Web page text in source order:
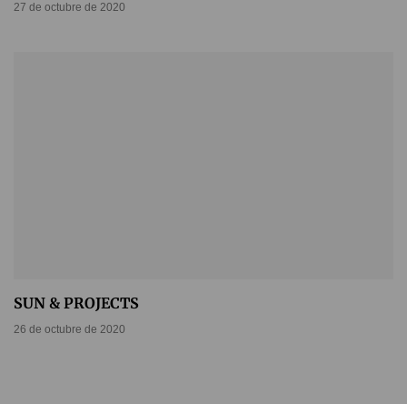
27 de octubre de 2020
SUN & PROJECTS
26 de octubre de 2020